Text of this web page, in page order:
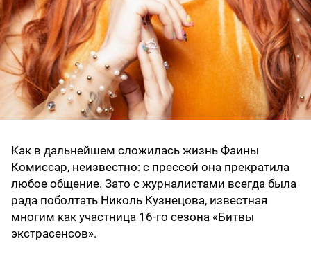
Как в дальнейшем сложилась жизнь Фаины
Комиссар, неизвестно: с прессой она прекратила
любое общение. Зато с журналистами всегда была
рада поболтать Николь Кузнецова, известная
многим как участница 16-го сезона «Битвы
экстрасенсов».